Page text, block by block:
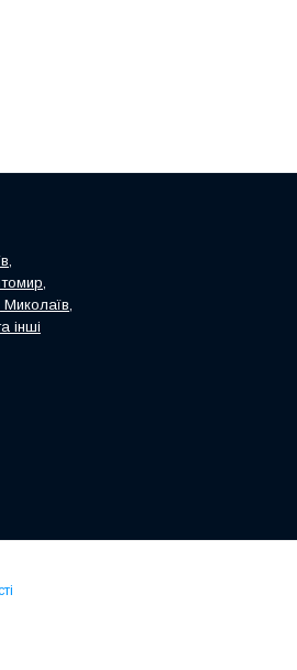
Миколаїв,
інші